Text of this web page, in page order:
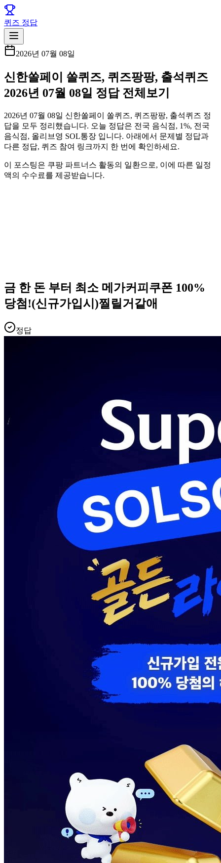
퀴즈 정답
2026년 07월 08일
신한쏠페이 쏠퀴즈, 퀴즈팡팡, 출석퀴즈
2026년 07월 08일 정답 전체보기
2026년 07월 08일 신한쏠페이 쏠퀴즈, 퀴즈팡팡, 출석퀴즈 정
답을 모두 정리했습니다. 오늘 정답은 전국 음식점, 1%, 전국
음식점, 올리브영 SOL통장 입니다. 아래에서 문제별 정답과
다른 정답, 퀴즈 참여 링크까지 한 번에 확인하세요.
이 포스팅은 쿠팡 파트너스 활동의 일환으로, 이에 따른 일정
액의 수수료를 제공받습니다.
금 한 돈 부터 최소 메가커피쿠폰 100%
당첨!(신규가입시)찔릴거같애
정답